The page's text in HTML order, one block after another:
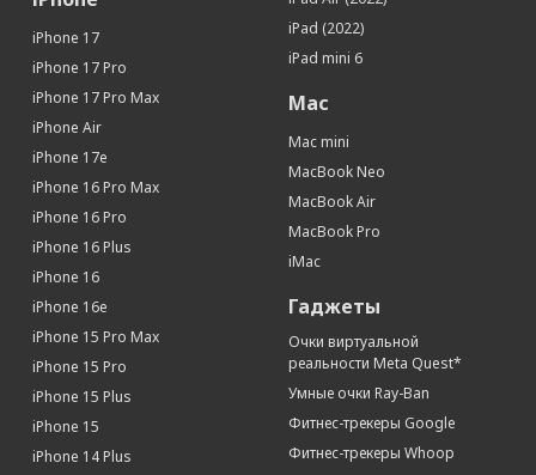
iPhone 17
iPhone 17 Pro
iPhone 17 Pro Max
iPhone Air
iPhone 17e
iPhone 16 Pro Max
iPhone 16 Pro
iPhone 16 Plus
iPhone 16
iPhone 16e
iPhone 15 Pro Max
iPhone 15 Pro
iPhone 15 Plus
iPhone 15
iPhone 14 Plus
iPad (2022)
iPad mini 6
Mac
Mac mini
MacBook Neo
MacBook Air
MacBook Pro
iMac
Гаджеты
Очки виртуальной
реальности Meta Quest*
Умные очки Ray-Ban
Фитнес-трекеры Google
Фитнес-трекеры Whoop